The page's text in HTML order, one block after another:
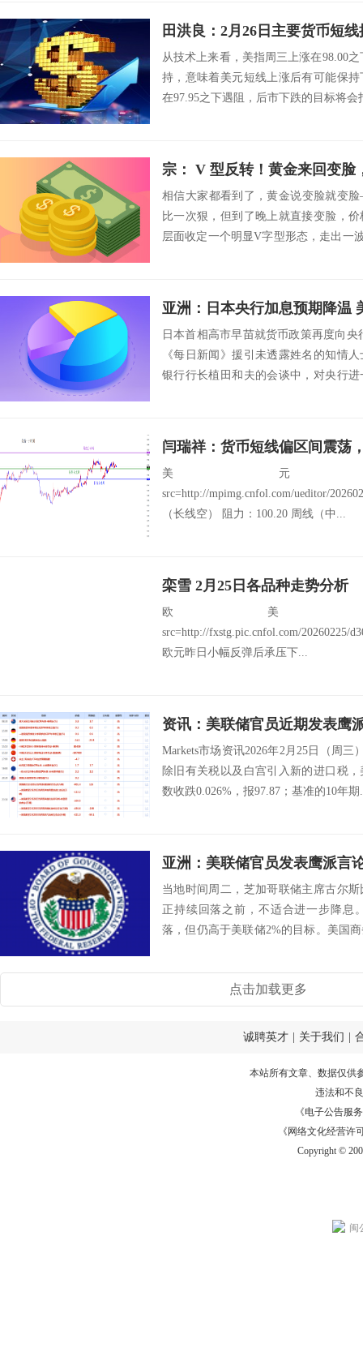
田洪良：2月26日主要货币
从技术上来看，美指周三上涨在98.00
持，意味着美元短线上涨后有可能保
在97.95之下遇阻，后市下跌的目标将会
宗： V 型反转！黄金来回变脸
相信大家都看到了，黄金说变脸就变
比一次狠，但到了晚上就直接变脸，
层面收定一个明显V字型形态，走出一
亚洲：日本央行加息预期降温
日本首相高市早苗就货币政策再度向
《每日新闻》援引未透露姓名的知情
银行行长植田和夫的会谈中，对央行
闫瑞祥：货币短线偏区间震荡
美元
src=http://mpimg.cnfol.com/ueditor/
（长线空） 阻力：100.20 周线（中...
栾雪 2月25日各品种走势分析
欧美：
src=http://fxstg.pic.cnfol.com/20260225/
欧元昨日小幅反弹后承压下...
Markets市场资讯2026年2月25日（周
除旧有关税以及白宫引入新的进口税
数收跌0.026%，报97.87；基准的10年期
亚洲：美联储官员发表鹰派言
当地时间周二，芝加哥联储主席古尔
正持续回落之前，不适合进一步降息
落，但仍高于美联储2%的目标。美国
点击加载更多
诚聘英才 关于我们
本站所有文章、数据仅供
违法和不
《电子公告服务
《网络文化经营许
Copyright ©
闽